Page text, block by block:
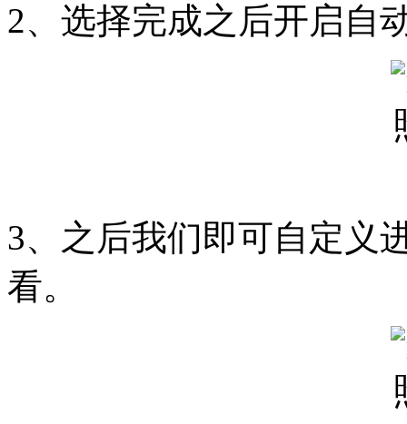
2、选择完成之后开启自
3、之后我们即可自定义
看。